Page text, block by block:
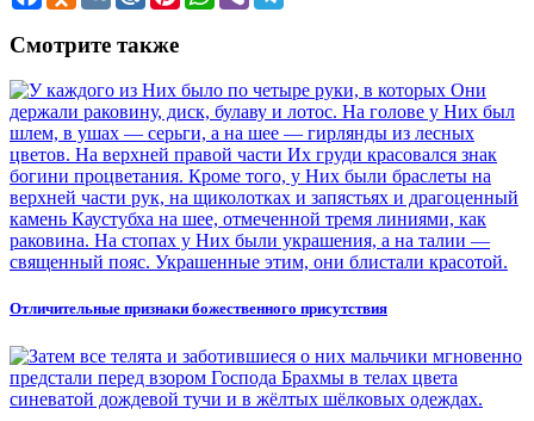
Смотрите также
Отличительные признаки божественного присутствия